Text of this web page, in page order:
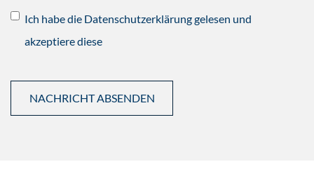
Ich habe die Datenschutzerklärung gelesen und
akzeptiere diese